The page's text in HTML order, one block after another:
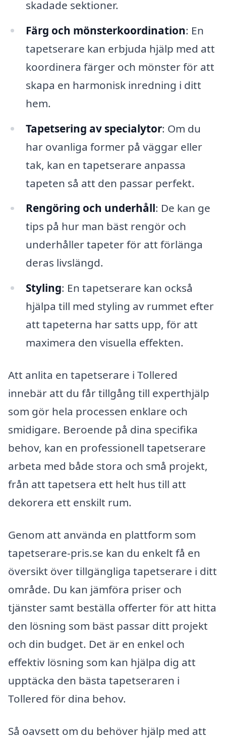
skadade sektioner.
Färg och mönsterkoordination: En
tapetserare kan erbjuda hjälp med att
koordinera färger och mönster för att
skapa en harmonisk inredning i ditt
hem.
Tapetsering av specialytor: Om du
har ovanliga former på väggar eller
tak, kan en tapetserare anpassa
tapeten så att den passar perfekt.
Rengöring och underhåll: De kan ge
tips på hur man bäst rengör och
underhåller tapeter för att förlänga
deras livslängd.
Styling: En tapetserare kan också
hjälpa till med styling av rummet efter
att tapeterna har satts upp, för att
maximera den visuella effekten.
Att anlita en tapetserare i Tollered
innebär att du får tillgång till experthjälp
som gör hela processen enklare och
smidigare. Beroende på dina specifika
behov, kan en professionell tapetserare
arbeta med både stora och små projekt,
från att tapetsera ett helt hus till att
dekorera ett enskilt rum.
Genom att använda en plattform som
tapetserare-pris.se kan du enkelt få en
översikt över tillgängliga tapetserare i ditt
område. Du kan jämföra priser och
tjänster samt beställa offerter för att hitta
den lösning som bäst passar ditt projekt
och din budget. Det är en enkel och
effektiv lösning som kan hjälpa dig att
upptäcka den bästa tapetseraren i
Tollered för dina behov.
Så oavsett om du behöver hjälp med att